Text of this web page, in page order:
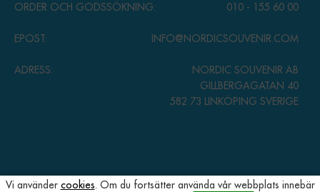
Vi använder cookies. Om du fortsätter använda vår webbplats innebär
ORDER OCH GODSSÖKNING: 010 - 155 60 00
EPOST: INFO@NORDICSOUVENIR.COM
ADRESS:
NORDIC SOUVENIR AB
GILLBERGAGATAN 40
582 73 LINKÖPING SVERIGE